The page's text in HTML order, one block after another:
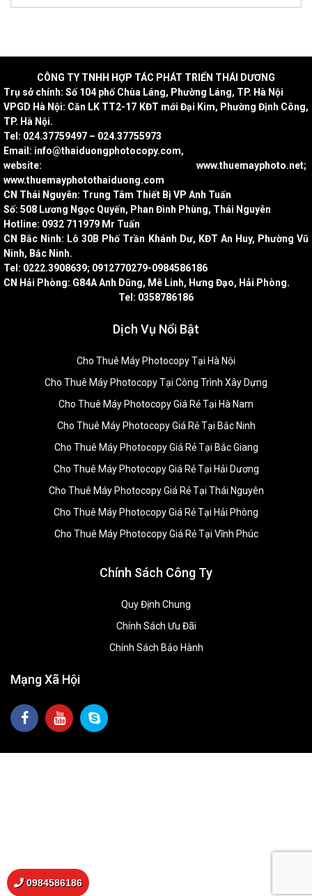
CÔNG TY TNHH HỢP TÁC PHÁT TRIỂN THÁI DƯƠNG
Trụ sở chính: Số 104 phố Chùa Láng, Phường Láng, TP. Hà Nội
VPGD Hà Nội: Căn LK TT2-17 KĐT mới Đại Kim, Phường Định Công,
TP. Hà Nội.
Tel: 024.37759497 – 024.37755973
Email: info@thaiduongphotocopy.com,
website: www.thuemayphoto.net;
www.thuemayphotothaiduong.com
CN Thái Nguyên: Trung Tâm Thiết Bị VP Anh Tuấn
Số: 508 Lương Ngọc Quyến, Phan Đình Phùng, Thái Nguyên
Hotline: 0932 711979 Mr Tuấn
CN Bắc Ninh: Lô 30B Phố Trần Khánh Dư, KĐT An Huy, Phường Vũ
Ninh, Bắc Ninh.
Tel: 0222.3908639; 0912770279-0984586186
CN Hải Phòng: G84A Anh Dũng, Mê Linh, Hưng Đạo, Hải Phòng.
Tel: 0358786186
Dịch Vụ Nổi Bật
Cho Thuê Máy Photocopy Tại Hà Nội
Cho Thuê Máy Photocopy Tại Công Trình Xây Dựng
Cho Thuê Máy Photocopy Giá Rẻ Tại Hà Nam
Cho Thuê Máy Photocopy Giá Rẻ Tại Bắc Ninh
Cho Thuê Máy Photocopy Giá Rẻ Tại Bắc Giang
Cho Thuê Máy Photocopy Giá Rẻ Tại Hải Dương
Cho Thuê Máy Photocopy Giá Rẻ Tại Thái Nguyên
Cho Thuê Máy Photocopy Giá Rẻ Tại Hải Phòng
Cho Thuê Máy Photocopy Giá Rẻ Tại Vĩnh Phúc
Chính Sách Công Ty
Quy Định Chung
Chính Sách Ưu Đãi
Chính Sách Bảo Hành
Mạng Xã Hội
0984586186